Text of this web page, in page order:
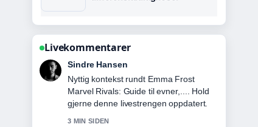
Livekommentarer
Mia Eide
Dekningen av Cengiz Al Skal vi danse:
vinner, kontrovers... oppleves solid og
lett a folge.
5 MIN SIDEN